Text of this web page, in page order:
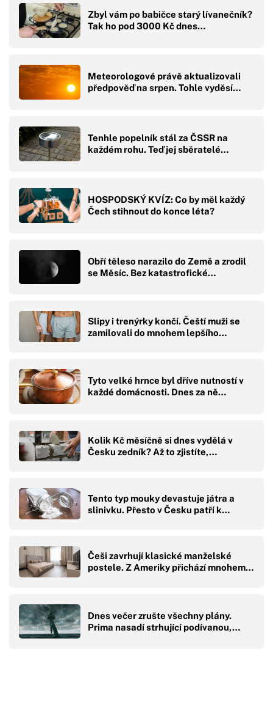
Zbyl vám po babičce starý lívanečník?
Tak ho pod 3000 Kč dnes…
Meteorologové právě aktualizovali
předpověď na srpen. Tohle vyděsí…
Tenhle popelník stál za ČSSR na
každém rohu. Teď jej sběratelé…
HOSPODSKÝ KVÍZ: Co by měl každý
Čech stihnout do konce léta?
Obří těleso narazilo do Země a zrodil
se Měsíc. Bez katastrofické…
Slipy i trenýrky končí. Čeští muži se
zamilovali do mnohem lepšího…
Tyto velké hrnce byl dříve nutností v
každé domácnosti. Dnes za ně…
Kolik Kč měsíčně si dnes vydělá v
Česku zedník? Až to zjistíte,…
Tento typ mouky devastuje játra a
slinivku. Přesto v Česku patří k…
Češi zavrhují klasické manželské
postele. Z Ameriky přichází mnohem…
Dnes večer zrušte všechny plány.
Prima nasadí strhující podívanou,…